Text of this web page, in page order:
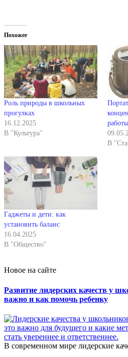
Похожее
Роль природы в школьных
прогулках
16.12.2025
В "Культура"
В
Гаджеты и дети: как
установить баланс
16.04.2025
В "Общество"
Новое на сайте
Развитие лидерских качеств у
важно и как помочь ребенку
В современном мире лидерские